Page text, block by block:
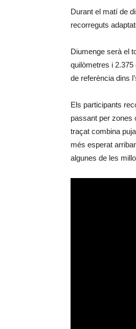
Durant el matí de
recorreguts
Diumenge serà el
quilòmetres i 2.375
de referència dins
Els participants
passant per zones
traçat combina
més esperat
algunes de les